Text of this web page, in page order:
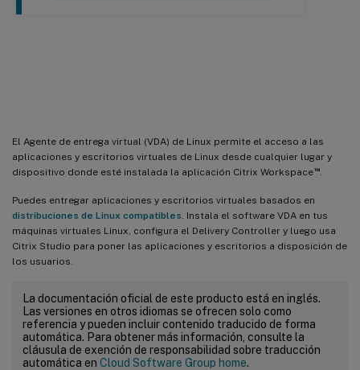
El Agente de entrega virtual (VDA) de Linux permite el acceso a las
aplicaciones y escritorios virtuales de Linux desde cualquier lugar y
dispositivo donde esté instalada la aplicación Citrix Workspace™.
Puedes entregar aplicaciones y escritorios virtuales basados en
distribuciones de Linux compatibles . Instala el software VDA en tus
máquinas virtuales Linux, configura el Delivery Controller y luego usa
Citrix Studio para poner las aplicaciones y escritorios a disposición de
los usuarios.
La documentación oficial de este producto está en inglés.
Las versiones en otros idiomas se ofrecen solo como
referencia y pueden incluir contenido traducido de forma
automática. Para obtener más información, consulte la
cláusula de exención de responsabilidad sobre traducción
automática en Cloud Software Group home.